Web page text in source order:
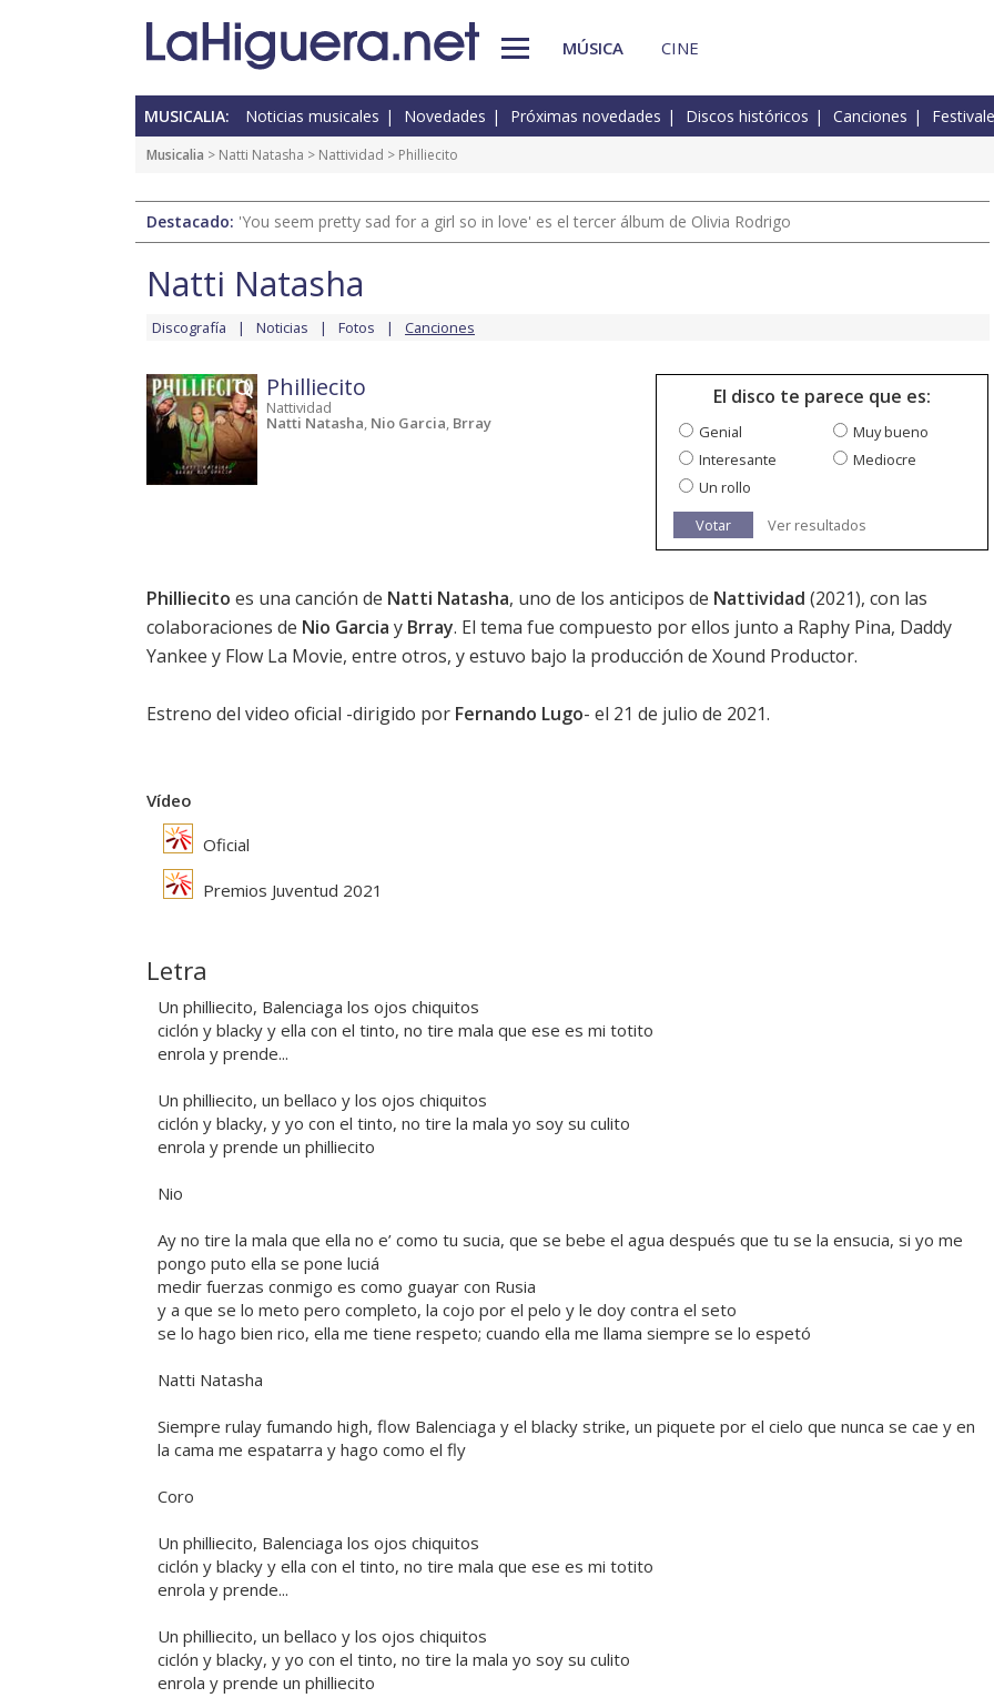
MÚSICA CINE
MUSICALIA: Noticias musicales Novedades Próximas novedades Discos históricos Canciones
Musicalia > Natti Natasha > Nattividad > Philliecito
Destacado: 'You seem pretty sad for a girl so in love' es el tercer álbum de Olivia Rodrigo
Natti Natasha
Discografía Noticias Fotos Canciones
Philliecito
Nattividad
Natti Natasha, Nio Garcia, Brray
El disco te parece que es:
Genial
Muy bueno
Interesante
Mediocre
Un rollo
Votar
Ver resultados
Philliecito es una canción de Natti Natasha, uno de los anticipos de Nattividad (2021), con las
colaboraciones de Nio Garcia y Brray. El tema fue compuesto por ellos junto a Raphy Pina, Daddy
Yankee y Flow La Movie, entre otros, y estuvo bajo la producción de Xound Productor.
Estreno del video oficial -dirigido por Fernando Lugo- el 21 de julio de 2021.
Vídeo
Oficial
Premios Juventud 2021
Letra
Un philliecito, Balenciaga los ojos chiquitos
ciclón y blacky y ella con el tinto, no tire mala que ese es mi totito
enrola y prende...
Un philliecito, un bellaco y los ojos chiquitos
ciclón y blacky, y yo con el tinto, no tire la mala yo soy su culito
enrola y prende un philliecito
Nio
Ay no tire la mala que ella no e’ como tu sucia, que se bebe el agua después que tu se la ensucia, si yo me
pongo puto ella se pone luciá
medir fuerzas conmigo es como guayar con Rusia
y a que se lo meto pero completo, la cojo por el pelo y le doy contra el seto
se lo hago bien rico, ella me tiene respeto; cuando ella me llama siempre se lo espetó
Natti Natasha
Siempre rulay fumando high, flow Balenciaga y el blacky strike, un piquete por el cielo que nunca se cae y en
la cama me espatarra y hago como el fly
Coro
Un philliecito, Balenciaga los ojos chiquitos
ciclón y blacky y ella con el tinto, no tire mala que ese es mi totito
enrola y prende...
Un philliecito, un bellaco y los ojos chiquitos
ciclón y blacky, y yo con el tinto, no tire la mala yo soy su culito
enrola y prende un philliecito